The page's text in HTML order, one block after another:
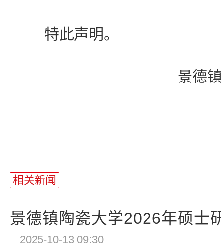
特此声明。
景德镇
相关新闻
景德镇陶瓷大学2026年硕士
2025-10-13 09:30